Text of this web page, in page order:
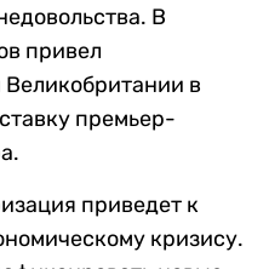
В
привел
в
премьер-
приведет к
кризису.